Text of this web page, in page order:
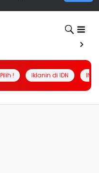
! Iklanin di IDN